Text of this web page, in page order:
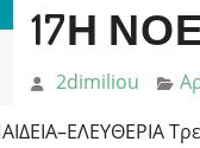
17Η
2dimiliou